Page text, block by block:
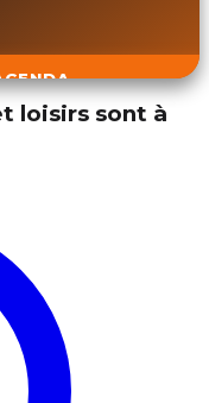
loisirs sont à